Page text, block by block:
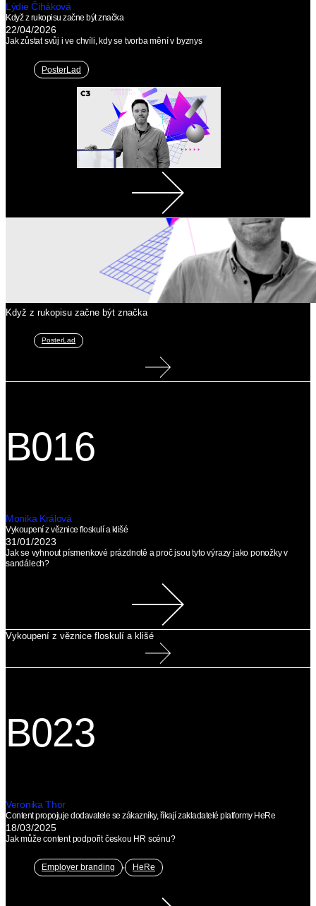
Lýdie Čiháková
Když z rukopisu začne být značka
22/04/2026
Jak zůstat svůj i ve chvíli, kdy se tvorba mění v byznys
PosterLad
Když z rukopisu začne být značka
PosterLad
B016
Monika Králová
Vykoupení z věznice floskulí a klišé
31/01/2023
Jak se vyhnout písmenkové prázdnotě a proč jsou tyto výrazy jako ponožky v
sandálech?
Vykoupení z věznice floskulí a klišé
B023
Veronika Thor
Content propojuje dodavatele se zákazníky, říkají zakladatelé platformy HeRe
18/03/2025
Jak může content podpořit českou HR scénu?
Employer branding , HeRe